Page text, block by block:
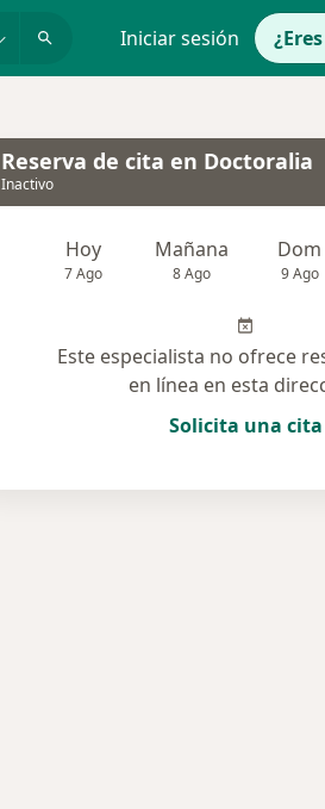
Iniciar sesión
Reserva de cita en Doctoralia
Inactivo
Hoy
7 Ago
Mañana
8 Ago
Dom
9 Ago
Este especialista no ofrece
en línea en esta
Solicita una cita